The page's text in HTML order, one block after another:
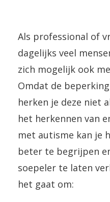
Als professional of
dagelijks veel
zich mogelijk ook
Omdat de
herken je deze niet
het herkennen van
met autisme kan je
beter te begrijpen
soepeler te laten
het gaat om: